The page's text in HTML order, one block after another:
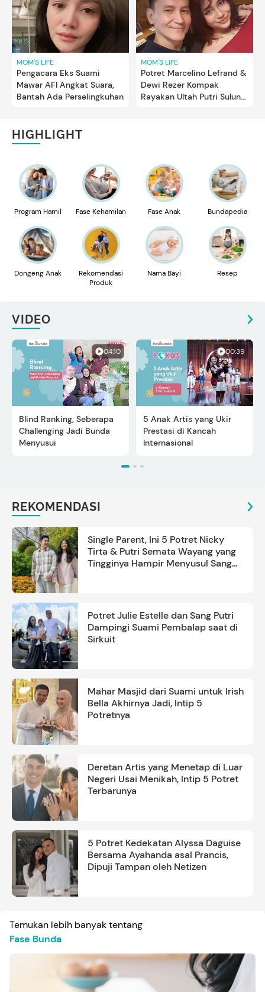
MOM'S LIFE
Pengacara Eks Suami
Mawar AFI Angkat Suara,
Bantah Ada Perselingkuhan
MOM'S LIFE
Potret Marcelino Lefrand &
Dewi Rezer Kompak
Rayakan Ultah Putri Sulung
HIGHLIGHT
Program Hamil Fase Kehamilan Fase Anak Bundapedia
Dongeng Anak
Rekomendasi
Produk
Nama Bayi Resep
VIDEO
04:10
Blind Ranking, Seberapa
Challenging Jadi Bunda
Menyusui
00:39
5 Anak Artis yang Ukir
Prestasi di Kancah
Internasional
REKOMENDASI
Single Parent, Ini 5 Potret Nicky
Tirta & Putri Semata Wayang yang
Tingginya Hampir Menyusul Sang
Potret Julie Estelle dan Sang Putri
Dampingi Suami Pembalap saat di
Sirkuit
Mahar Masjid dari Suami untuk Irish
Bella Akhirnya Jadi, Intip 5
Potretnya
Deretan Artis yang Menetap di Luar
Negeri Usai Menikah, Intip 5 Potret
Terbarunya
5 Potret Kedekatan Alyssa Daguise
Bersama Ayahanda asal Prancis,
Dipuji Tampan oleh Netizen
Temukan lebih banyak tentang
Fase Bunda